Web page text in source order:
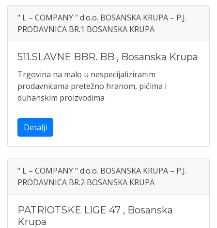
" L – COMPANY " d.o.o. BOSANSKA KRUPA – P.J.
PRODAVNICA BR.1 BOSANSKA KRUPA
511.SLAVNE BBR. BB , Bosanska Krupa
Trgovina na malo u nespecijaliziranim
prodavnicama pretežno hranom, pićima i
duhanskim proizvodima
Detalji
" L – COMPANY " d.o.o. BOSANSKA KRUPA – P.J.
PRODAVNICA BR.2 BOSANSKA KRUPA
PATRIOTSKE LIGE 47 , Bosanska
Krupa